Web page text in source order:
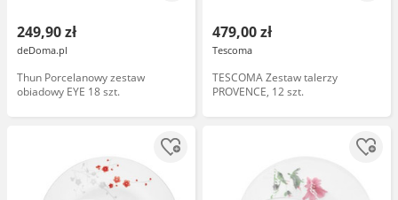
249,90 zł
deDoma.pl
Thun Porcelanowy zestaw
obiadowy EYE 18 szt.
479,00 zł
Tescoma
TESCOMA Zestaw talerzy
PROVENCE, 12 szt.